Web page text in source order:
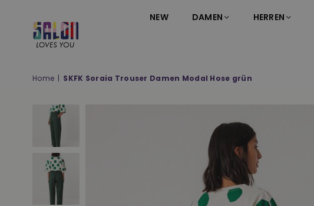
YOU
NEW DAMEN HERREN
Home | SKFK Soraia Trouser Damen Modal Hose grün